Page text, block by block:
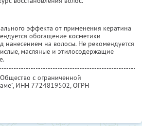
эффекта от применения кератина
обогащение косметики
нанесением на волосы. Не рекомендуется
масляные и этилосодержащие
Общество с ограниченной
ИНН 7724819502, ОГРН